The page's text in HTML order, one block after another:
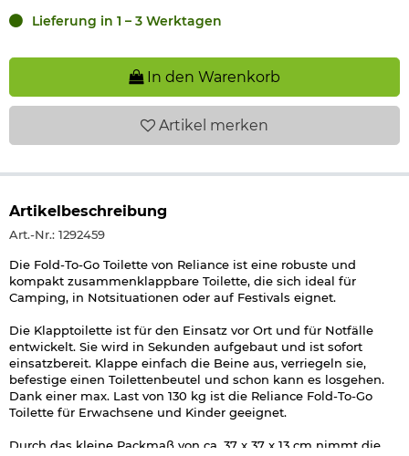
Lieferung in 1 – 3 Werktagen
In den Warenkorb
Artikel merken
Artikelbeschreibung
Art.-Nr.: 1292459
Die Fold-To-Go Toilette von Reliance ist eine robuste und
kompakt zusammenklappbare Toilette, die sich ideal für
Camping, in Notsituationen oder auf Festivals eignet.
Die Klapptoilette ist für den Einsatz vor Ort und für Notfälle
entwickelt. Sie wird in Sekunden aufgebaut und ist sofort
einsatzbereit. Klappe einfach die Beine aus, verriegeln sie,
befestige einen Toilettenbeutel und schon kann es losgehen.
Dank einer max. Last von 130 kg ist die Reliance Fold-To-Go
Toilette für Erwachsene und Kinder geeignet.
Durch das kleine Packmaß von ca. 37 x 37 x 13 cm nimmt die